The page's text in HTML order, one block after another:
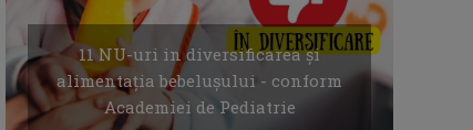
11 NU-uri in diversificarea și
alimentația bebelușului - conform
Academiei de Pediatrie